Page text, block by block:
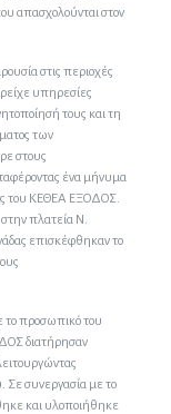
απασχολούνται στον
στις περιοχές
υπηρεσίες
τους και τη
των
στους
ένα μήνυμα
του ΚΕΘΕΑ ΕΞΟΔΟΣ.
πλατεία Ν.
επισκέφθηκαν το
το προσωπικό του
διατήρησαν
Σε συνεργασία με το
και υλοποιήθηκε